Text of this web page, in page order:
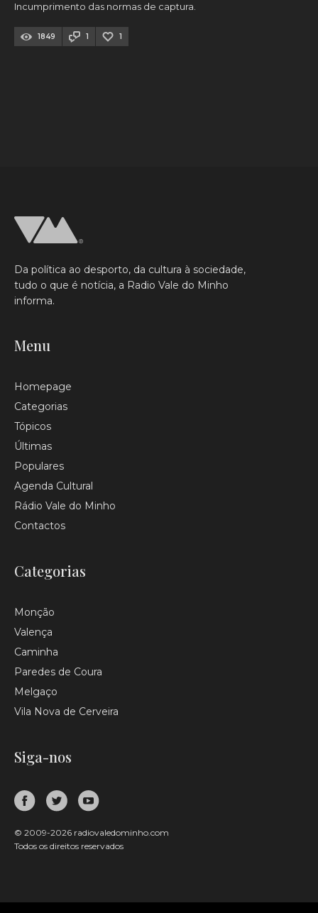
Incumprimento das normas de captura.
1849 1 1
Da política ao desporto, da cultura à sociedade,
tudo o que é notícia, a Radio Vale do Minho
informa.
Menu
Homepage
Categorias
Tópicos
Últimas
Populares
Agenda Cultural
Rádio Vale do Minho
Contactos
Categorias
Monção
Valença
Caminha
Paredes de Coura
Melgaço
Vila Nova de Cerveira
Siga-nos
© 2009-2026 radiovaledominho.com
Todos os direitos reservados